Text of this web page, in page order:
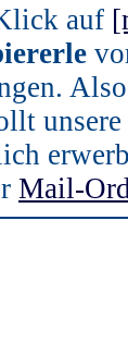
auf
unsere
Mail-